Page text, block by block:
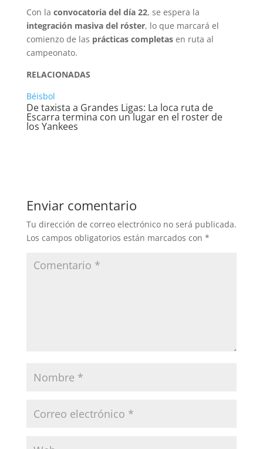
Con la convocatoria del día 22, se espera la
integración masiva del róster, lo que marcará el
comienzo de las prácticas completasen ruta al
campeonato.
RELACIONADAS
Béisbol
De taxista a Grandes Ligas: La loca ruta de
Escarra termina con un lugar en el roster de
los Yankees
Enviar comentario
Tu dirección de correo electrónico no será publicada.
Los campos obligatorios están marcados con *